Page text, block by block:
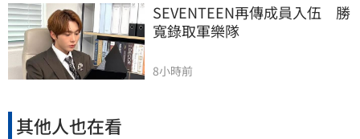
SEVENTEEN再傳成員入伍　勝
寬錄取軍樂隊
8小時前
其他人也在看